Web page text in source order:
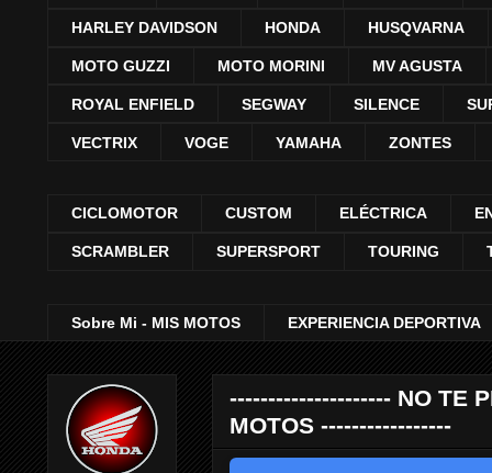
HARLEY DAVIDSON HONDA HUSQVARNA
MOTO GUZZI MOTO MORINI MV AGUSTA
ROYAL ENFIELD SEGWAY SILENCE
VECTRIX VOGE YAMAHA ZONTES
CICLOMOTOR CUSTOM ELÉCTRICA
SCRAMBLER SUPERSPORT TOURING
Sobre Mi - MIS MOTOS EXPERIENCIA DEPORTIVA
--------------------- NO TE
MOTOS -----------------